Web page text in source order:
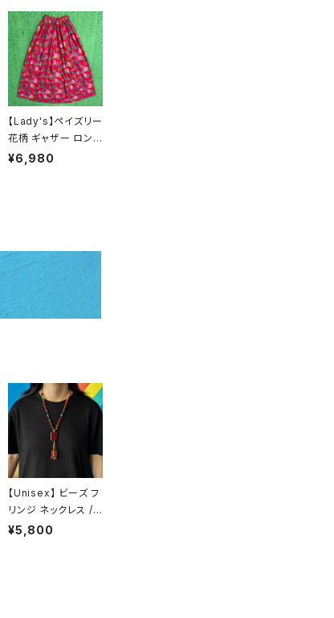
【Lady's】ペイズリー
花柄 ギャザー ロング
スカート / 古着 レデ
¥6,980
【Unisex】 ビーズ フ
リンジ ネックレス /
古着 アクセサリー N
¥5,800